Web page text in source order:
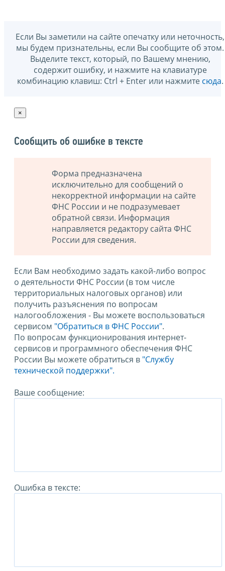
Если Вы заметили на сайте опечатку или неточность,
мы будем признательны, если Вы сообщите об этом.
Выделите текст, который, по Вашему мнению,
содержит ошибку, и нажмите на клавиатуре
комбинацию клавиш: Ctrl + Enter или нажмите сюда.
×
Сообщить об ошибке в тексте
Форма предназначена
исключительно для сообщений о
некорректной информации на сайте
ФНС России и не подразумевает
обратной связи. Информация
направляется редактору сайта ФНС
России для сведения.
Если Вам необходимо задать какой-либо вопрос
о деятельности ФНС России (в том числе
территориальных налоговых органов) или
получить разъяснения по вопросам
налогообложения - Вы можете воспользоваться
сервисом "Обратиться в ФНС России".
По вопросам функционирования интернет-
сервисов и программного обеспечения ФНС
России Вы можете обратиться в "Службу
технической поддержки".
Ваше сообщение:
Ошибка в тексте: